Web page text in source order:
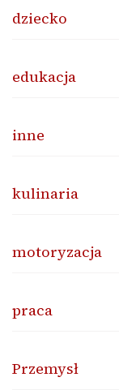
dziecko
edukacja
inne
kulinaria
motoryzacja
praca
Przemysł